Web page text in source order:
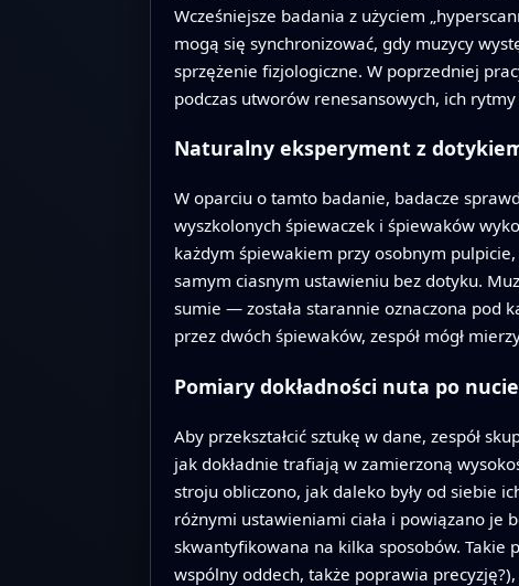
Wcześniejsze badania z użyciem
mogą się synchronizować, gdy muzycy
sprzężenie fizjologiczne. W poprzedniej
podczas utworów renesansowych, ich
Naturalny eksperyment z
W oparciu o tamto badanie, badacze
wyszkolonych śpiewaczek i śpiewaków
każdym śpiewakiem przy osobnym
samym ciasnym ustawieniu bez dotyku.
sumie — została starannie oznaczona pod
przez dwóch śpiewaków, zespół mógł
Pomiary dokładności nuta po nucie
Aby przekształcić sztukę w dane, zespół
jak dokładnie trafiają w zamierzoną
stroju obliczono, jak daleko były od siebie
różnymi ustawieniami ciała i powiązano je
skwantyfikowana na kilka sposobów. Takie
wspólny oddech, także poprawia